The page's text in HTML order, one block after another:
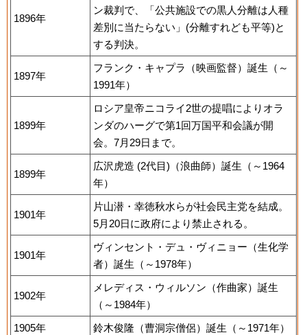
1896年
ン裁判で、「公共施設での黒人分離は人種
差別に当たらない」(分離すれども平等)と
する判決。
1897年
フランク・キャプラ（映画監督）誕生（～
1991年）
1899年
ロシア皇帝ニコライ2世の提唱によりオラ
ンダのハーグで第1回万国平和会議が開
会。7月29日まで。
1899年
広沢虎造 (2代目)（浪曲師）誕生（～1964
年）
1901年
片山潜・幸徳秋水らが社会民主党を結成。
5月20日に政府により禁止される。
1901年
ヴィンセント・デュ・ヴィニョー（生化学
者）誕生（～1978年）
1902年
メレディス・ウィルソン（作曲家）誕生
（～1984年）
1905年
鈴木俊隆（曹洞宗僧侶）誕生（～1971年）